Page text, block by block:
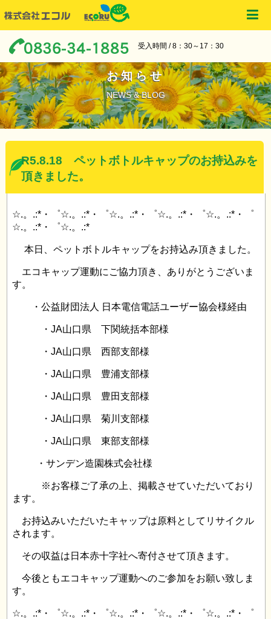
受入時間 / 8：30～17：30
お知らせ
NEWS & BLOG
R5.8.18 ペットボトルキャップのお持込みを
頂きました。
☆.。.:*・゜☆.。.:*・゜☆.。.:*・゜☆.。.:*・゜☆.。.:*・゜
☆.。.:*・゜☆.。.:*
本日、ペットボトルキャップをお持込み頂きました。
エコキャップ運動にご協力頂き、ありがとうございま
す。
・公益財団法人 日本電信電話ユーザー協会様経由
・JA山口県 下関統括本部様
・JA山口県 西部支部様
・JA山口県 豊浦支部様
・JA山口県 豊田支部様
・JA山口県 菊川支部様
・JA山口県 東部支部様
・サンデン造園株式会社様
※お客様ご了承の上、掲載させていただいており
ます。
お持込みいただいたキャップは原料としてリサイクル
されます。
その収益は日本赤十字社へ寄付させて頂きます。
今後ともエコキャップ運動へのご参加をお願い致しま
す。
☆.。.:*・゜☆.。.:*・゜☆.。.:*・゜☆.。.:*・゜☆.。.:*・゜